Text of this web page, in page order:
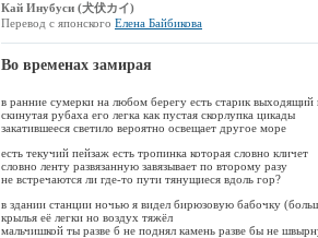
Кай Инубуси (犬伏カイ)
Перевод с японского Елена Байбикова
Во временах замирая
в ранние сумерки на любом берегу есть старик выходящий
скинутая рубаха его легка как пустая скорлупка цикады
закатившееся светило вероятно освещает другое море
есть текучий пейзаж есть тропинка которая словно кличет
словно ленту развязанную завязывает по второму разу
не встречаются ли где-то пути тянущиеся вдоль гор?
в здании станции ночью я видел бирюзовую бабочку
крылья её легки но воздух тяжёл
мальчишкой ты разве б не поднял камень разве бы не